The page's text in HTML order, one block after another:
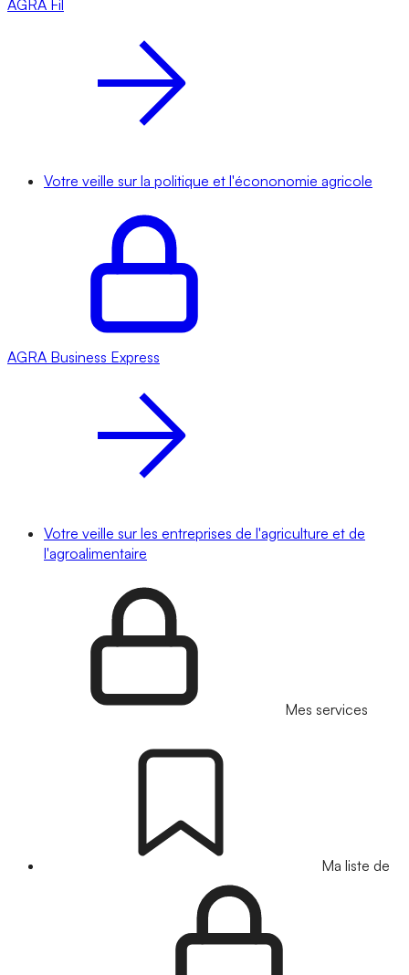
AGRA Fil
Votre veille sur la politique et l'écononomie agricole
AGRA Business Express
Votre veille sur les entreprises de l'agriculture et de
l'agroalimentaire
Mes services
Ma liste de